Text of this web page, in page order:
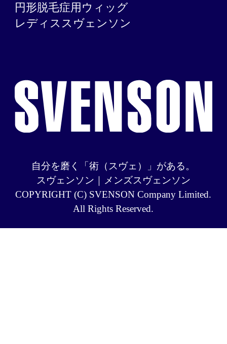
円形脱毛症用ウィッグ
レディススヴェンソン
自分を磨く「術（スヴェ）」がある。
スヴェンソン｜メンズスヴェンソン
COPYRIGHT (C) SVENSON Company Limited.
All Rights Reserved.